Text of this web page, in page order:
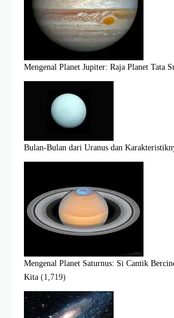
Mengenal Planet Jupiter: Raja Planet Tata
Bulan-Bulan dari Uranus dan
Mengenal Planet Saturnus: Si Cantik
Kita (1,719)